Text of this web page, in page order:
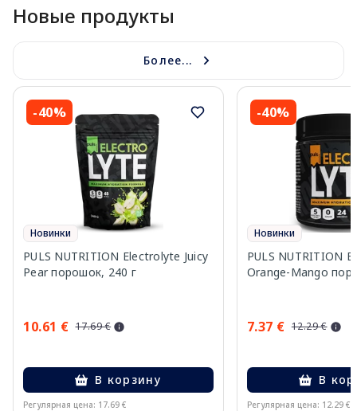
Новые продукты
Более...
-40%
Новинки
PULS NUTRITION Electrolyte Juicy
Pear порошок, 240 г
10.61 € 17.69 €
В корзину
Регулярная цена: 17.69 €
-40%
Новинки
PULS NUTRITION
Orange-Mango
7.37 € 12.29 €
В
Регулярная цена: 12.29 €